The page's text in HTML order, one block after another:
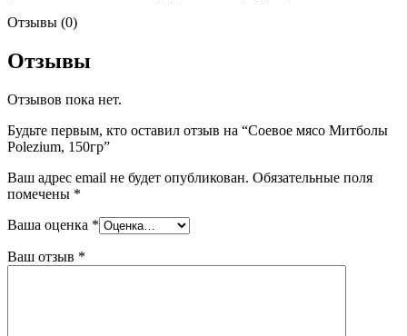
Отзывы (0)
Отзывы
Отзывов пока нет.
Будьте первым, кто оставил отзыв на “Соевое мясо Митболы
Polezium, 150гр”
Ваш адрес email не будет опубликован. Обязательные поля
помечены *
Ваша оценка *
Ваш отзыв *